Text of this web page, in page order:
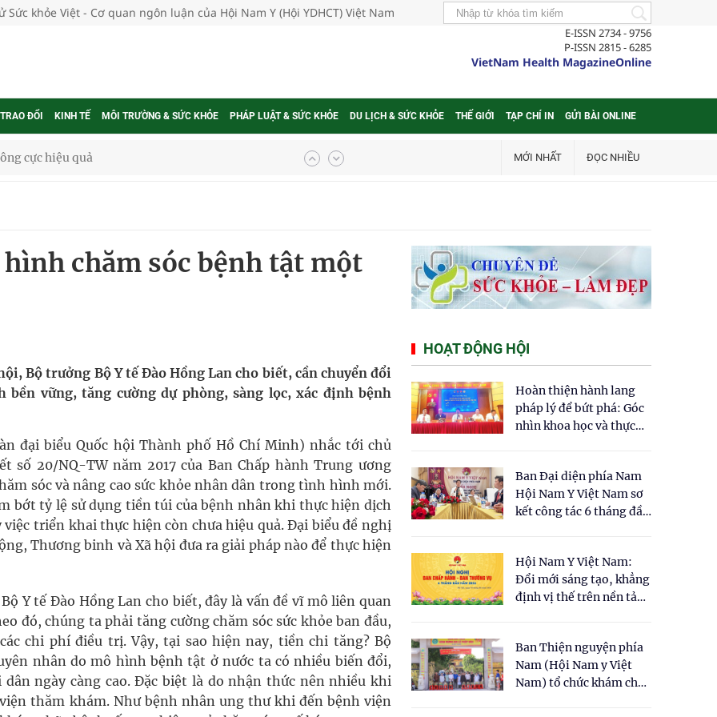
Sức khỏe Việt - Cơ quan ngôn luận của Hội Nam Y (Hội YDHCT) Việt Nam
E-ISSN 2734 - 9756
P-ISSN 2815 - 6285
VietNam Health MagazineOnline
ĐỔI KINH TẾ MÔI TRƯỜNG & SỨC KHỎE PHÁP LUẬT & SỨC KHỎE DU LỊCH & SỨC KHỎE THẾ GIỚI TẠP CHÍ IN GỬI BÀI ONLINE
gia
ung thư
Của Các Loài Nhân Sâm (Panax Spp.): Tổng
quốc
mới của Việt Nam
khám sàng lọc cho người dân
cực hiệu quả
MỚI NHẤT ĐỌC NHIỀU
chăm sóc bệnh tật một
Bộ trưởng Bộ Y tế Đào Hồng Lan cho biết, cần chuyển đổi
vững, tăng cường dự phòng, sàng lọc, xác định bệnh
đại biểu Quốc hội Thành phố Hồ Chí Minh) nhắc tới chủ
số 20/NQ-TW năm 2017 của Ban Chấp hành Trung ương
sóc và nâng cao sức khỏe nhân dân trong tình hình mới.
bớt tỷ lệ sử dụng tiền túi của bệnh nhân khi thực hiện dịch
triển khai thực hiện còn chưa hiệu quả. Đại biểu đề nghị
Thương binh và Xã hội đưa ra giải pháp nào để thực hiện
Y tế Đào Hồng Lan cho biết, đây là vấn đề vĩ mô liên quan
đó, chúng ta phải tăng cường chăm sóc sức khỏe ban đầu,
chi phí điều trị. Vậy, tại sao hiện nay, tiền chi tăng? Bộ
nhân do mô hình bệnh tật ở nước ta có nhiều biến đổi,
dân ngày càng cao. Đặc biệt là do nhận thức nên nhiều khi
thăm khám. Như bệnh nhân ung thư khi đến bệnh viện
HOẠT ĐỘNG HỘI
Hoàn thiện hành lang
pháp lý để bứt phá: Góc
nhìn khoa học và thực
cho Luật Y dược cổ
truyền Việt Nam"
Ban Đại diện phía Nam
Hội Nam Y Việt Nam sơ
kết công tác 6 tháng đầu
Hội Nam Y Việt Nam:
Đổi mới sáng tạo, khẳng
định vị thế trên nền tảng
Ban Thiện nguyện phía
Nam (Hội Nam y Việt
Nam) tổ chức khám chữa